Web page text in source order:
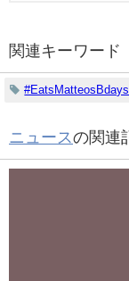
関連キーワード
ニュースの関連